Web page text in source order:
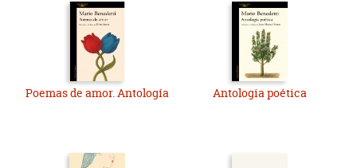
Poemas de amor. Antología Antologia poética